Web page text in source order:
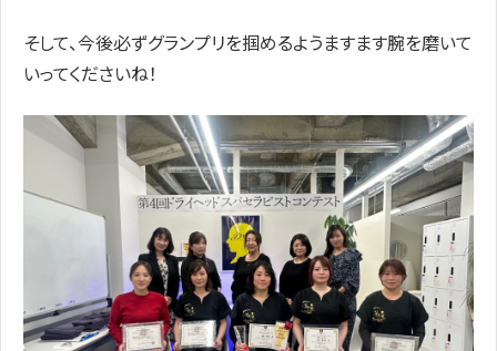
そして、今後必ずグランプリを掴めるようますます腕を磨いて
いってくださいね！